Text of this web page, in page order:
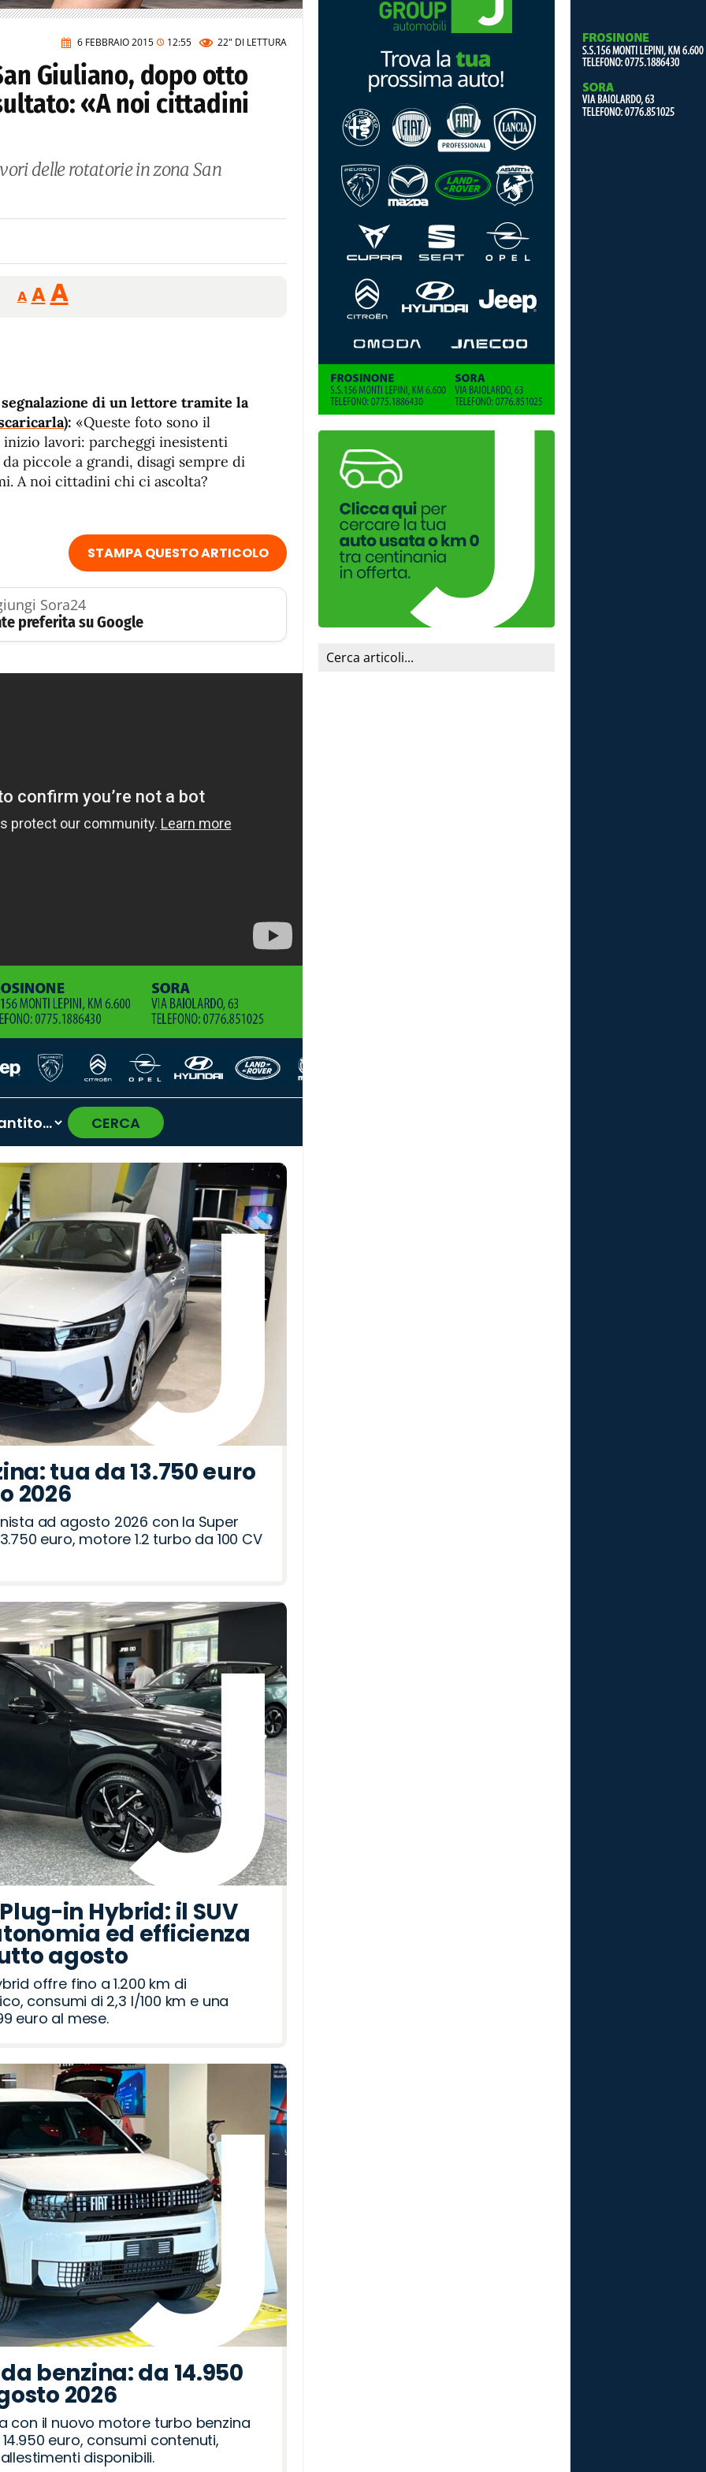
6 FEBBRAIO 2015 12:55 22" DI LETTURA
Giuliano, dopo otto
«A noi cittadini
delle rotatorie in zona San
A
Reducir
tamaño
A Restablecer
tamaño
AAumentar
fuente.
di un lettore tramite la
): «Queste foto sono il
lavori: parcheggi inesistenti
piccole a grandi, disagi sempre di
A noi cittadini chi ci ascolta?
STAMPA QUESTO ARTICOLO
Sora24
preferita su Google
CERCA
›
tua da 13.750 euro
2026
ad agosto 2026 con la Super
euro, motore 1.2 turbo da 100 CV
in Hybrid: il SUV
ed efficienza
agosto
offre fino a 1.200 km di
consumi di 2,3 l/100 km e una
euro al mese.
benzina: da 14.950
2026
con il nuovo motore turbo benzina
euro, consumi contenuti,
disponibili.